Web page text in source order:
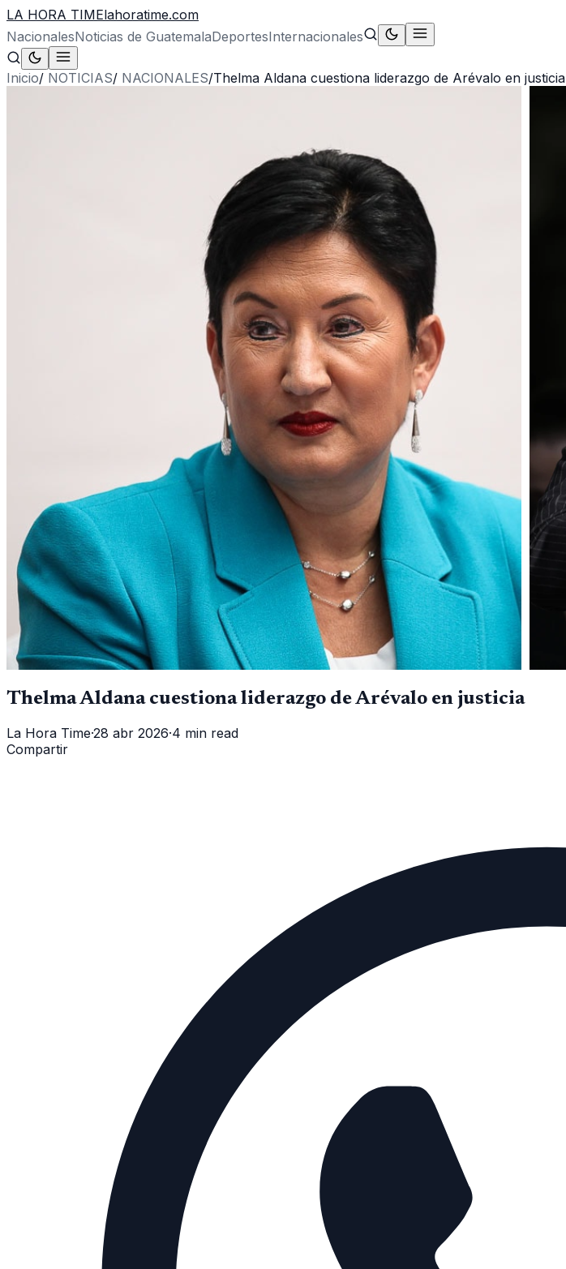
LA HORA TIMElahoratime.com
NacionalesNoticias de GuatemalaDeportesInternacionales
Inicio/ NOTICIAS/ NACIONALES/Thelma Aldana cuestiona liderazgo de Arévalo en justicia
Thelma Aldana cuestiona liderazgo de Arévalo en justicia
La Hora Time·28 abr 2026·4 min read
Compartir